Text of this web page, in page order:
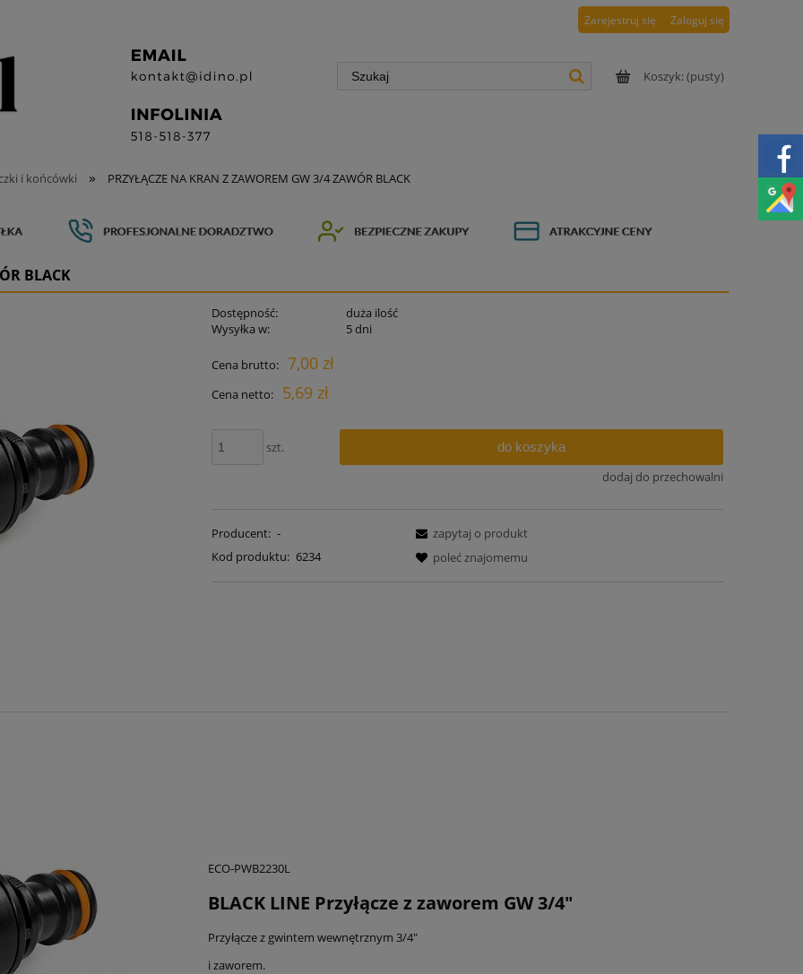
Zarejestruj się Zaloguj się
Koszyk:(pusty)
i końcówki » PRZYŁĄCZE NA KRAN Z ZAWOREM GW 3/4 ZAWÓR BLACK
BLACK
Dostępność:
duża ilość
Wysyłka w:
5 dni
Cena brutto: 7,00 zł
Cena netto: 5,69 zł
szt. do koszyka
dodaj do przechowalni
Producent: -
Kod produktu: 6234
zapytaj o produkt
poleć znajomemu
ECO-PWB2230L
BLACK LINE Przyłącze z zaworem GW 3/4"
Przyłącze z gwintem wewnętrznym 3/4"
i zaworem.